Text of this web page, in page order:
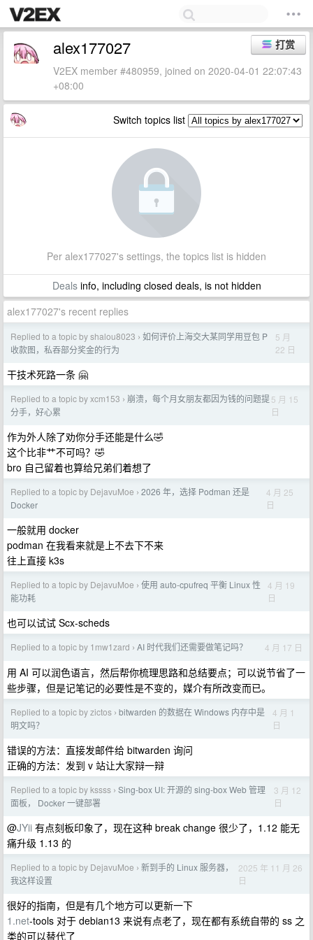
打赏
alex177027
V2EX member #480959, joined on 2020-04-01 22:07:43
+08:00
Switch topics list
Per alex177027's settings, the topics list is hidden
Dealsinfo, including closed deals, is not hidden
alex177027's recent replies
Replied to a topic by shalou8023 › 如何评价上海交大某同学用豆包 P
收款图，私吞部分奖金的行为
5 月
22 日
干技术死路一条 🤗
Replied to a topic by xcm153 › 崩溃，每个月女朋友都因为钱的问题提
分手，好心累
5 月 15
日
作为外人除了劝你分手还能是什么🤣
这个比非艹不可吗？🤣
bro 自己留着也算给兄弟们着想了
Replied to a topic by DejavuMoe › 2026 年，选择 Podman 还是
Docker
4 月 25
日
一般就用 docker
podman 在我看来就是上不去下不来
往上直接 k3s
Replied to a topic by DejavuMoe › 使用 auto-cpufreq 平衡 Linux 性
能功耗
4 月 19
日
也可以试试 Scx-scheds
Replied to a topic by 1mw1zard › AI 时代我们还需要做笔记吗？ 4 月 17 日
用 AI 可以润色语言，然后帮你梳理思路和总结要点；可以说节省了一
些步骤，但是记笔记的必要性是不变的，媒介有所改变而已。
Replied to a topic by zictos › bitwarden 的数据在 Windows 内存中是
明文吗？
4 月 1
日
错误的方法：直接发邮件给 bitwarden 询问
正确的方法：发到 v 站让大家辩一辩
Replied to a topic by kssss › Sing-box UI: 开源的 sing-box Web 管理
面板， Docker 一键部署
3 月 12
日
@JYii 有点刻板印象了，现在这种 break change 很少了，1.12 能无
痛升级 1.13 的
Replied to a topic by DejavuMoe › 新到手的 Linux 服务器，
我这样设置
2025 年 11 月 26
日
很好的指南，但是有几个地方可以更新一下
1.net-tools 对于 debian13 来说有点老了，现在都有系统自带的 ss 之
类的可以替代了